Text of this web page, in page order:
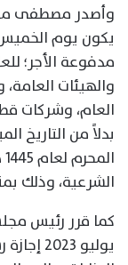
وأصدر مصطفى
مدفوعة الأجر؛
والهيئات
العام، وشركات
بدلاً من التاريخ
الشرعية، وذلك
يوليو